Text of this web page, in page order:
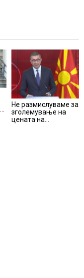
Не размислуваме за
зголемување на
цената на